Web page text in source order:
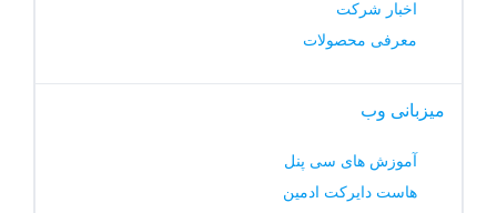
اخبار شرکت
معرفی محصولات
میزبانی وب
آموزش های سی پنل
هاست دایرکت ادمین